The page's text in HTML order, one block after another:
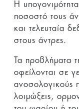
Η
ποσοστό τους
και τελευταία
στους άντρες.
Τα προβλήματα
οφείλονται σε
ανοσολογικούς
λοιμώξεις,